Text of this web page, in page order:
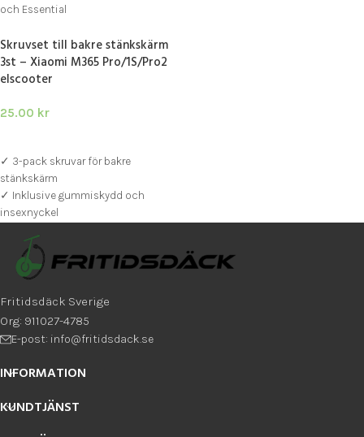
och Essential
brickor för säker montering
Skruvset till bakre stänkskärm
3st – Xiaomi M365 Pro/1S/Pro2
elscooter
25.00 kr
✓ 3-pack skruvar för bakre
stänkskärm
✓ Inklusive gummiskydd och
insexnyckel
och Essential
Fritidsdäck Sverige
Org: 911027-4785
E-post: info@fritidsdack.se
INFORMATION
KUNDTJÄNST